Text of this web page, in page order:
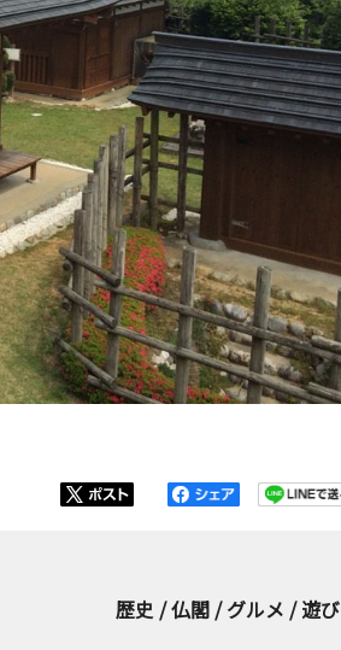
歴史 / 仏閣 / グルメ / 遊び